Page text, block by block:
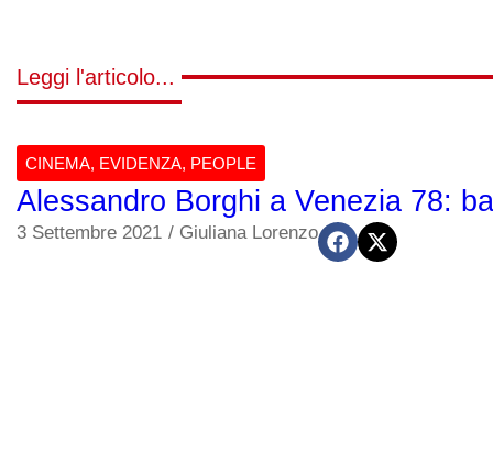
Leggi l'articolo...
CINEMA, EVIDENZA, PEOPLE
Alessandro Borghi a Venezia 78:
3 Settembre 2021 / Giuliana Lorenzo